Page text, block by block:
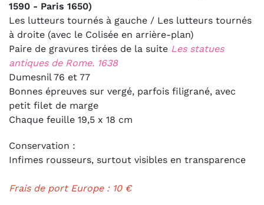
1590 - Paris 1650)
Les lutteurs tournés à gauche / Les lutteurs tournés
à droite (avec le Colisée en arrière-plan)
Paire de gravures tirées de la suite Les statues
antiques de Rome. 1638
Dumesnil 76 et 77
Bonnes épreuves sur vergé, parfois filigrané, avec
petit filet de marge
Chaque feuille 19,5 x 18 cm
Conservation :
Infimes rousseurs, surtout visibles en transparence
Frais de port Europe : 10 €